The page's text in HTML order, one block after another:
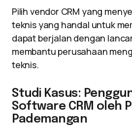
Pilih vendor CRM yang
teknis yang handal untuk
dapat berjalan dengan
membantu perusahaan
teknis.
Studi Kasus:
Software CRM oleh
Pademangan